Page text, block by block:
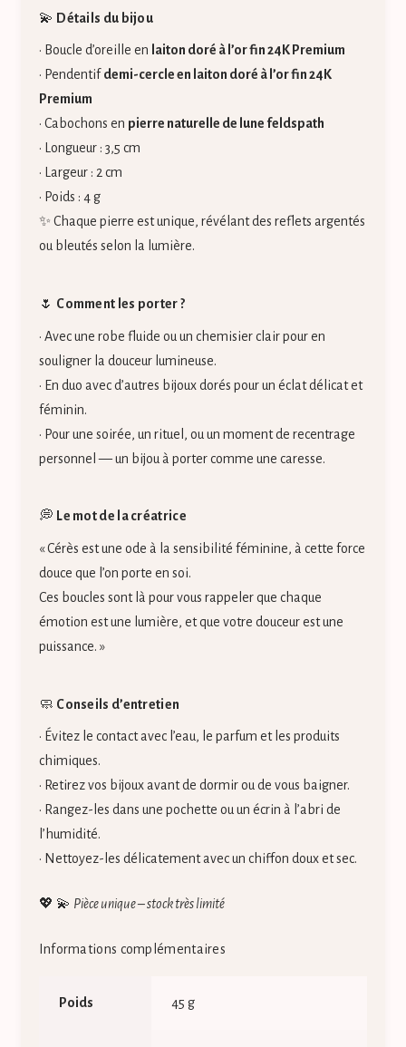
💫 Détails du bijou
• Boucle d’oreille en laiton doré à l’or fin 24K Premium
• Pendentif demi-cercle en laiton doré à l’or fin 24K
Premium
• Cabochons en pierre naturelle de lune feldspath
• Longueur : 3,5 cm
• Largeur : 2 cm
• Poids : 4 g
✨ Chaque pierre est unique, révélant des reflets argentés
ou bleutés selon la lumière.
🌷 Comment les porter ?
• Avec une robe fluide ou un chemisier clair pour en
souligner la douceur lumineuse.
• En duo avec d’autres bijoux dorés pour un éclat délicat et
féminin.
• Pour une soirée, un rituel, ou un moment de recentrage
personnel — un bijou à porter comme une caresse.
💭 Le mot de la créatrice
« Cérès est une ode à la sensibilité féminine, à cette force
douce que l’on porte en soi.
Ces boucles sont là pour vous rappeler que chaque
émotion est une lumière, et que votre douceur est une
puissance. »
🧼 Conseils d’entretien
• Évitez le contact avec l’eau, le parfum et les produits
chimiques.
• Retirez vos bijoux avant de dormir ou de vous baigner.
• Rangez-les dans une pochette ou un écrin à l’abri de
l’humidité.
• Nettoyez-les délicatement avec un chiffon doux et sec.
💖 💫 Pièce unique – stock très limité
Informations complémentaires
Poids 45 g